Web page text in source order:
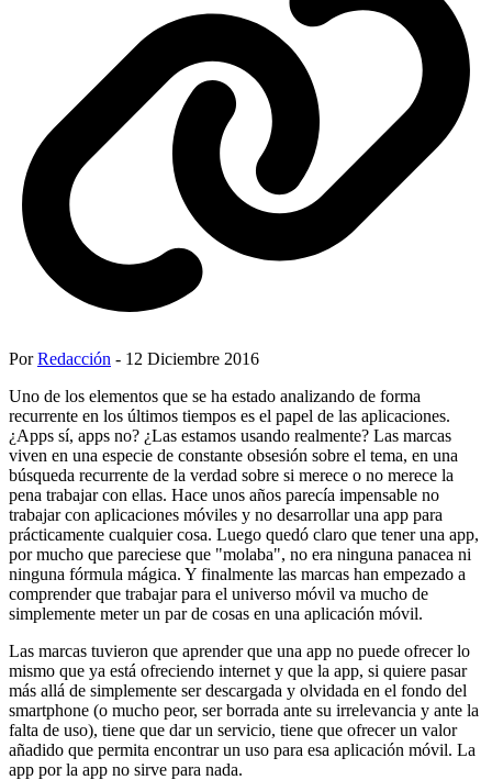
PorRedacción - 12 Diciembre 2016
Uno de los elementos que se ha estado analizando de forma
recurrente en los últimos tiempos es el papel de las aplicaciones.
¿Apps sí, apps no? ¿Las estamos usando realmente? Las marcas
viven en una especie de constante obsesión sobre el tema, en una
búsqueda recurrente de la verdad sobre si merece o no merece la
pena trabajar con ellas. Hace unos años parecía impensable no
trabajar con aplicaciones móviles y no desarrollar una app para
prácticamente cualquier cosa. Luego quedó claro que tener una app,
por mucho que pareciese que "molaba", no era ninguna panacea ni
ninguna fórmula mágica. Y finalmente las marcas han empezado a
comprender que trabajar para el universo móvil va mucho de
simplemente meter un par de cosas en una aplicación móvil.
Las marcas tuvieron que aprender que una app no puede ofrecer lo
mismo que ya está ofreciendo internet y que la app, si quiere pasar
más allá de simplemente ser descargada y olvidada en el fondo del
smartphone (o mucho peor, ser borrada ante su irrelevancia y ante la
falta de uso), tiene que dar un servicio, tiene que ofrecer un valor
añadido que permita encontrar un uso para esa aplicación móvil. La
app por la app no sirve para nada.